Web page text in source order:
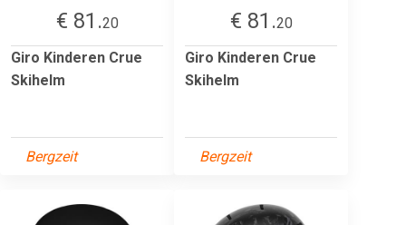
€ 81.20
Giro Kinderen Crue
Skihelm
Bergzeit
€ 81.20
Giro Kinderen Crue
Skihelm
Bergzeit